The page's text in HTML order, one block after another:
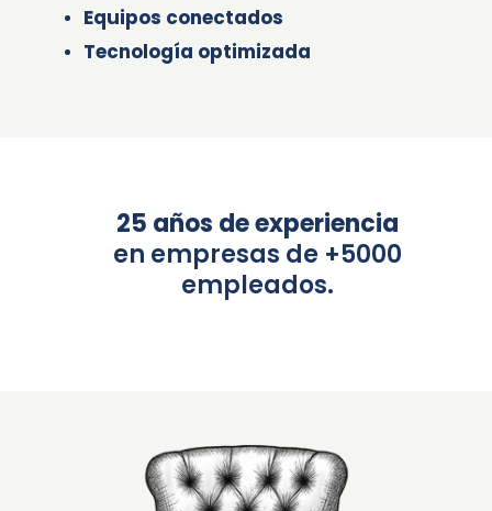
Equipos conectados
Tecnología optimizada
25 años de experiencia
en empresas de +5000
empleados.